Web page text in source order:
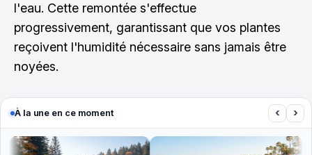
l'eau. Cette remontée s'effectue
progressivement, garantissant que vos plantes
reçoivent l'humidité nécessaire sans jamais être
noyées.
À la une en ce moment ‹ ›